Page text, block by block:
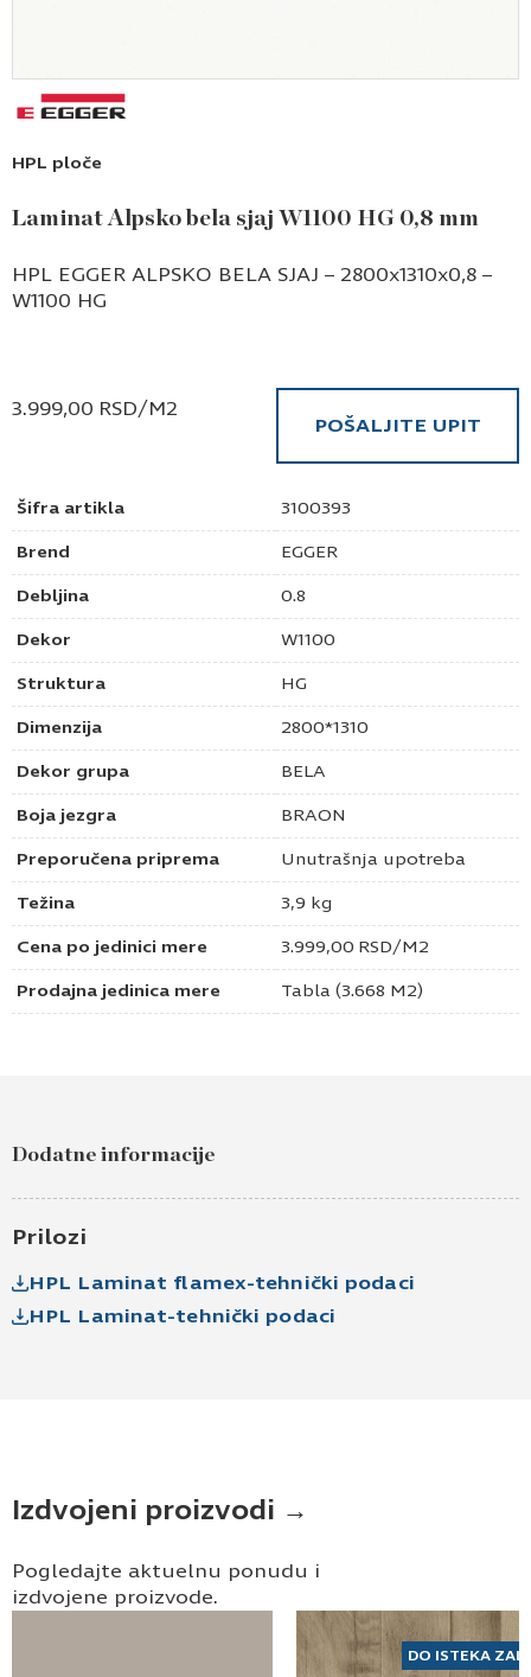
HPL ploče
Laminat Alpsko bela sjaj W1100 HG 0,8 mm
Šifra artikla 3100393
Brend EGGER
Debljina 0.8
Dekor W1100
Struktura HG
Dimenzija 2800*1310
Dekor grupa BELA
Boja jezgra BRAON
Preporučena priprema Unutrašnja upotreba
Težina 3,9 kg
Cena po jedinici mere 3.999,00 RSD/M2
Prodajna jedinica mere Tabla (3.668 M2)
HPL EGGER ALPSKO BELA SJAJ – 2800x1310x0,8 –
W1100 HG
3.999,00 RSD/M2
POŠALJITE UPIT
Ime i prezime
Kontakt e-pošta
Prihvatam
Prijavljujem se za vesti i obaveštenja putem
Dodatne informacije
Prilozi
HPL Laminat flamex-tehnički podaci
HPL Laminat-tehnički podaci
Izdvojeni proizvodi →
Pogledajte aktuelnu ponudu i
izdvojene proizvode.
DO ISTEKA